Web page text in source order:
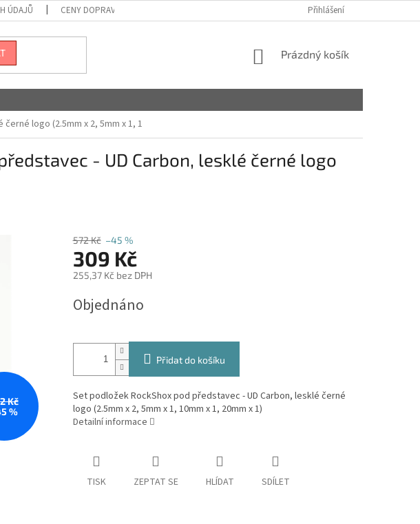
ÚDAJŮ CENY DOPRAVY Přihlášení
NÁKUPNÍ
Prázdný košík
logo (2.5mm x 2, 5mm x 1, 1
- UD Carbon, lesklé černé logo
Kč
%
572 Kč –45 %
309 Kč
255,37 Kč bez DPH
cena:
Objednáno
Přidat do košíku
Set podložek RockShox pod představec - UD Carbon, lesklé černé
logo (2.5mm x 2, 5mm x 1, 10mm x 1, 20mm x 1)
Detailní informace
TISK ZEPTAT SE HLÍDAT SDÍLET